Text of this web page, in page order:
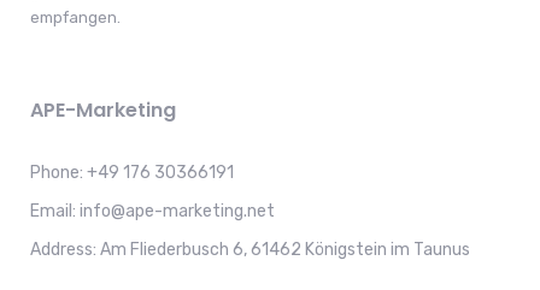
empfangen.
APE-Marketing
Phone: +49 176 30366191
Email: info@ape-marketing.net
Address: Am Fliederbusch 6, 61462 Königstein im Taunus